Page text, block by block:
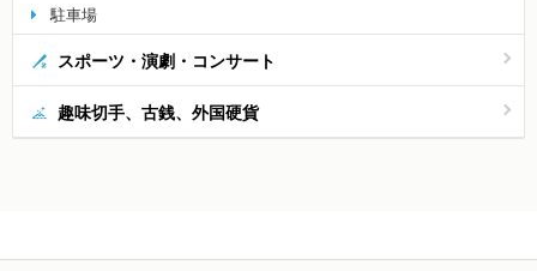
駐車場
スポーツ・演劇・コンサート
趣味切手、古銭、外国硬貨